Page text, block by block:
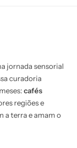
jornada sensorial
curadoria
cafés
regiões e
a terra e amam o